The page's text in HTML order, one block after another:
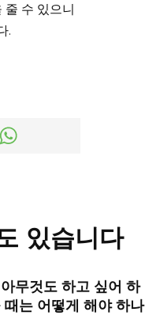
줄 수 있으니
.
있습니다
무것도 하고 싶어 하
때는 어떻게 해야 하나